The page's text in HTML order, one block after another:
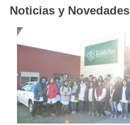
Noticias y Novedades